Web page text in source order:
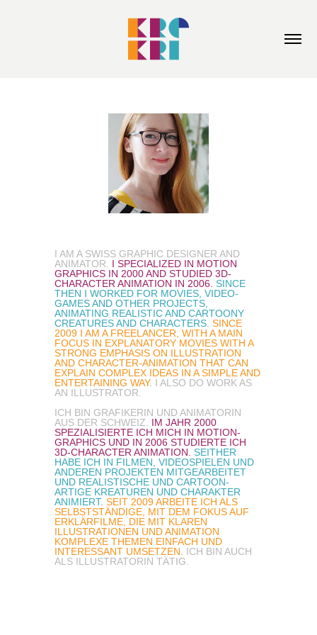
I AM A SWISS GRAPHIC DESIGNER AND
ANIMATOR.
I SPECIALIZED IN MOTION
GRAPHICS IN 2000 AND STUDIED 3D-
CHARACTER ANIMATION IN 2006. SINCE
THEN I WORKED FOR MOVIES, VIDEO-
GAMES AND OTHER PROJECTS,
ANIMATING REALISTIC AND CARTOONY
CREATURES AND CHARACTERS. SINCE
2009 I AM A FREELANCER, WITH A MAIN
FOCUS IN EXPLANATORY MOVIES WITH A
STRONG EMPHASIS ON ILLUSTRATION
AND CHARACTER-ANIMATION THAT CAN
EXPLAIN COMPLEX IDEAS IN A SIMPLE AND
ENTERTAINING WAY. I ALSO DO WORK AS
AN ILLUSTRATOR.
ICH BIN GRAFIKERIN UND ANIMATORIN
AUS DER SCHWEIZ.
IM JAHR 2000
SPEZIALISIERTE ICH MICH IN MOTION-
GRAPHICS UND IN 2006 STUDIERTE ICH
3D-CHARACTER ANIMATION. SEITHER
HABE ICH IN FILMEN, VIDEOSPIELEN UND
ANDEREN PROJEKTEN MITGEARBEITET
UND REALISTISCHE UND CARTOON-
ARTIGE KREATUREN UND CHARAKTER
ANIMIERT. SEIT 2009 ARBEITE ICH ALS
SELBSTSTÄNDIGE, MIT DEM FOKUS AUF
ERKLÄRFILME, DIE MIT KLAREN
ILLUSTRATIONEN UND ANIMATION
KOMPLEXE THEMEN EINFACH UND
INTERESSANT UMSETZEN.
ICH BIN AUCH
ALS ILLUSTRATORIN TÄTIG.